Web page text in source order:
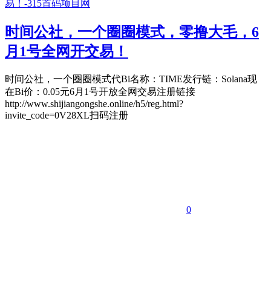
时间公社，一个圈圈模式，零撸大毛，6
月1号全网开交易！
时间公社，一个圈圈模式代Bi名称：TIME发行链：Solana现
在Bi价：0.05元6月1号开放全网交易注册链接
http://www.shijiangongshe.online/h5/reg.html?
invite_code=0V28XL扫码注册
0